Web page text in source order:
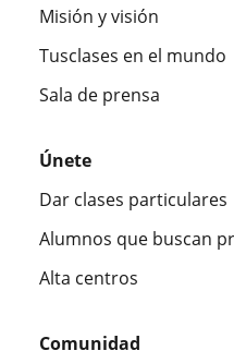
Misión y visión
Tusclases en el mundo
Sala de prensa
Únete
Dar clases particulares
Alumnos que buscan
Alta centros
Comunidad